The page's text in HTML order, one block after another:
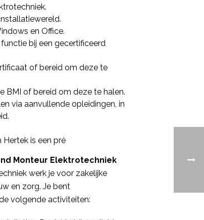
en Office.
bij een gecertificeerd
of bereid om deze te
BMI of bereid om deze te halen.
via aanvullende opleidingen, in
is een pré
Monteur Elektrotechniek
werk je voor zakelijke
en zorg. Je bent
volgende activiteiten: